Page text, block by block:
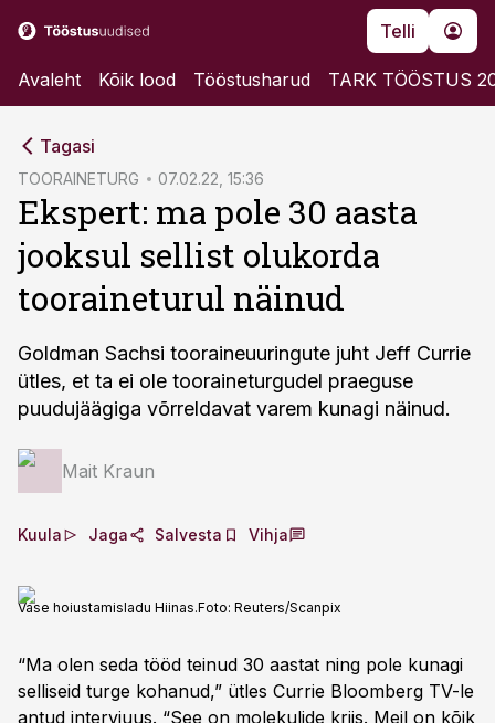
Telli
Avaleht Kõik lood Tööstusharud TARK TÖÖSTUS
Tagasi
TOORAINETURG 07.02.22, 15:36
Ekspert: ma pole 30 aasta
jooksul sellist olukorda
tooraineturul näinud
Goldman Sachsi tooraineuuringute juht Jeff Currie
ütles, et ta ei ole tooraineturgudel praeguse
puudujäägiga võrreldavat varem kunagi näinud.
Mait Kraun
Kuula Jaga Salvesta Vihja
Vase hoiustamisladu Hiinas.Foto: Reuters/Scanpix
“Ma olen seda tööd teinud 30 aastat ning pole kunagi
selliseid turge kohanud,” ütles Currie Bloomberg TV-le
antud intervjuus. “See on molekulide kriis. Meil on kõik